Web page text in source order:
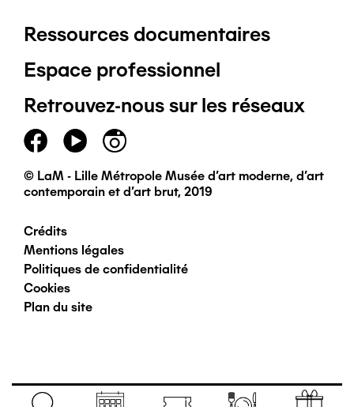
Pied
de
page
principal
Ressources documentaires
Espace professionnel
Retrouvez-nous sur les réseaux
© LaM - Lille Métropole Musée d'art moderne, d'art
contemporain et d'art brut, 2019
Pied
de
page
Crédits
Mentions légales
Politiques de confidentialité
Cookies
Plan du site